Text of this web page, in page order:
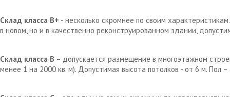
Склад класса В+ - несколько скромнее по своим
в новом, но и в качественно реконструированном здании,
Склад класса В – допускается размещение в многоэтажном
менее 1 на 2000 кв. м). Допустимая высота потолков - от 6 м. Пол